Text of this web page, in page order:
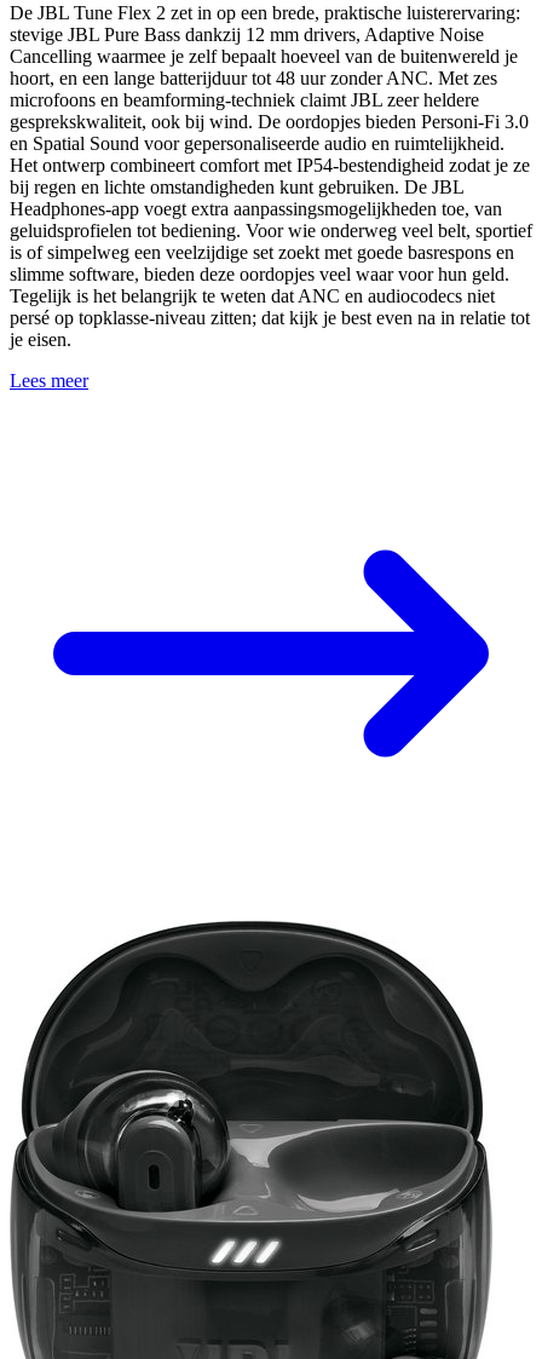
De JBL Tune Flex 2 zet in op een brede, praktische luisterervaring:
stevige JBL Pure Bass dankzij 12 mm drivers, Adaptive Noise
Cancelling waarmee je zelf bepaalt hoeveel van de buitenwereld je
hoort, en een lange batterijduur tot 48 uur zonder ANC. Met zes
microfoons en beamforming-techniek claimt JBL zeer heldere
gesprekskwaliteit, ook bij wind. De oordopjes bieden Personi‑Fi 3.0
en Spatial Sound voor gepersonaliseerde audio en ruimtelijkheid.
Het ontwerp combineert comfort met IP54‑bestendigheid zodat je ze
bij regen en lichte omstandigheden kunt gebruiken. De JBL
Headphones‑app voegt extra aanpassingsmogelijkheden toe, van
geluidsprofielen tot bediening. Voor wie onderweg veel belt, sportief
is of simpelweg een veelzijdige set zoekt met goede basrespons en
slimme software, bieden deze oordopjes veel waar voor hun geld.
Tegelijk is het belangrijk te weten dat ANC en audiocodecs niet
persé op topklasse‑niveau zitten; dat kijk je best even na in relatie tot
je eisen.
Lees meer